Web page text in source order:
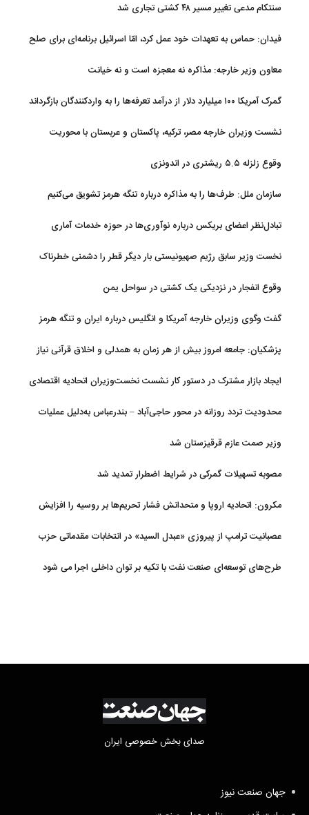
سنتکام مدعی تغییر مسیر ۴۸ کشتی تجاری شد
فیدان: حماس به تعهدات خود عمل کرد، امّا اسرائیل برنامه‌ای برای صلح
معاون وزیر خارجه: مذاکره نه معجزه است و نه خیانت
گمرک آمریکا ۱۰۰ میلیارد دلار از درآمد تعرفه‌ها را به واردکنندگان بازگرداند
نشست وزیران خارجه مصر، ترکیه، پاکستان و عربستان با محوریت
وقوع زلزله ۵.۵ ریشتری در اندونزی
سازمان ملل: طرف‌ها را به مذاکره درباره تنگه هرمز تشویق می‌کنیم
تبادل‌نظر اعضای بریکس درباره نوآوری‌ها در حوزه خدمات آماری
نخست وزیر سابق رژیم صهیونیستی بار دیگر قطر را دشمنی خطرناک
وقوع انفجار در نزدیکی یک کشتی در سواحل یمن
گفت وگوی وزیران خارجه آمریکا و انگلیس درباره ایران و تنگه هرمز
پزشکیان: جامعه امروز بیش از هر زمان به همدلی و اخلاق قرآنی نیاز
ایجاد بازار مشترک در دستور کار نشست نخست‌وزیران اتحادیه اقتصادی
محدودیت تردد روزانه در محور حاجی‌آباد – بندرعباس به‌دلیل عملیات
وزیر صمت عازم قرقیزستان شد
مصوبه تسهیلات گمرکی در شرایط اضطرار تمدید شد
مکرون: اتحادیه اروپا و متحدانش فشار تحریم‌ها بر روسیه را افزایش
عصبانیت ترامپ از پیروزی «عبدل السید» در انتخابات مقدماتی حزب
طرح‌های توسعه‌ای صنعت نفت با تکیه بر توان داخلی اجرا می شود
صدای بخش خصوصی ایران
جهان صنعت نیوز